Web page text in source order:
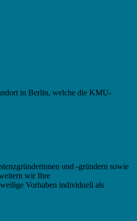
in Berlin, welche die KMU-
und -gründern sowie
wir Ihre
Vorhaben individuell als